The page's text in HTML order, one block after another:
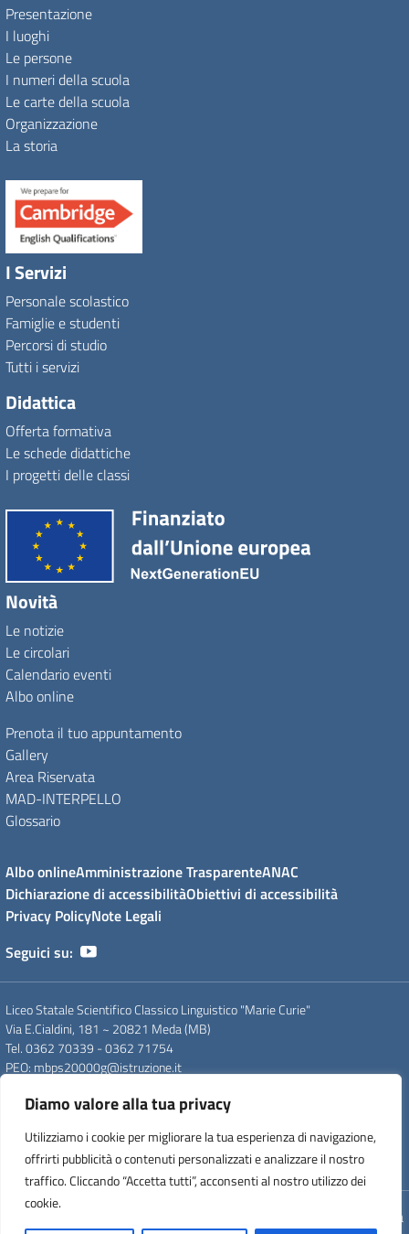
Diamo valore alla tua privacy
Utilizziamo i cookie per migliorare la tua esperienza di navigazione,
offrirti pubblicità o contenuti personalizzati e analizzare il nostro
traffico. Cliccando “Accetta tutti”, acconsenti al nostro utilizzo dei
cookie.
Presentazione
I luoghi
Le persone
I numeri della scuola
Le carte della scuola
Organizzazione
La storia
I Servizi
Personale scolastico
Famiglie e studenti
Percorsi di studio
Tutti i servizi
Didattica
Offerta formativa
Le schede didattiche
I progetti delle classi
Novità
Le notizie
Le circolari
Calendario eventi
Albo online
Prenota il tuo appuntamento
Gallery
Area Riservata
MAD-INTERPELLO
Glossario
Albo onlineAmministrazione TrasparenteANAC
Dichiarazione di accessibilitàObiettivi di accessibilità
Privacy PolicyNote Legali
Seguici su:
Liceo Statale Scientifico Classico Linguistico "Marie Curie"
Via E.Cialdini, 181 ~ 20821 Meda (MB)
Tel. 0362 70339 - 0362 71754
PEO: mbps20000g@istruzione.it
: 83008560159
: MBPS20000G
: istsc_mips20000p
Concept & Design by Designers Italia